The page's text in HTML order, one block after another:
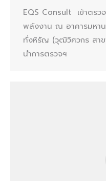
EQS Consult เข้าตรว
พลังงาน ณ อาคารมหา
ทั่งหิรัญ (วุฒิวิศวกร สาข
นำการตรวจฯ